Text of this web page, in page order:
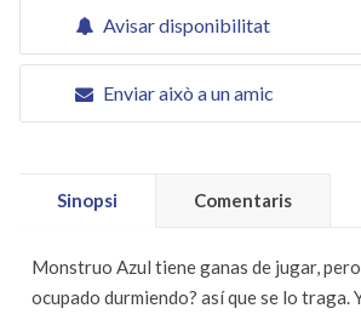
Avisar disponibilitat
Enviar això a un amic
Sinopsi Comentaris
Monstruo Azul tiene ganas de jugar,
ocupado durmiendo? así que se lo traga.